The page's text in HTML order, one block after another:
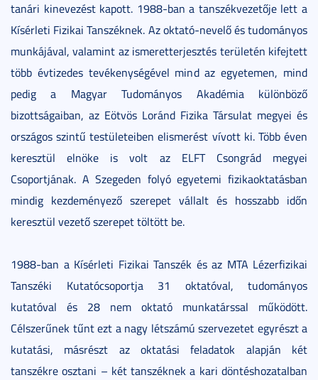
tanári kinevezést kapott. 1988-ban a tanszékvezetője lett a
Kísérleti Fizikai Tanszéknek. Az oktató-nevelő és tudományos
munkájával, valamint az ismeretterjesztés területén kifejtett
több évtizedes tevékenységével mind az egyetemen, mind
pedig a Magyar Tudományos Akadémia különböző
bizottságaiban, az Eötvös Loránd Fizika Társulat megyei és
országos szintű testületeiben elismerést vívott ki. Több éven
keresztül elnöke is volt az ELFT Csongrád megyei
Csoportjának. A Szegeden folyó egyetemi fizikaoktatásban
mindig kezdeményező szerepet vállalt és hosszabb időn
keresztül vezető szerepet töltött be.
1988-ban a Kísérleti Fizikai Tanszék és az MTA Lézerfizikai
Tanszéki Kutatócsoportja 31 oktatóval, tudományos
kutatóval és 28 nem oktató munkatárssal működött.
Célszerűnek tűnt ezt a nagy létszámú szervezetet egyrészt a
kutatási, másrészt az oktatási feladatok alapján két
tanszékre osztani – két tanszéknek a kari döntéshozatalban